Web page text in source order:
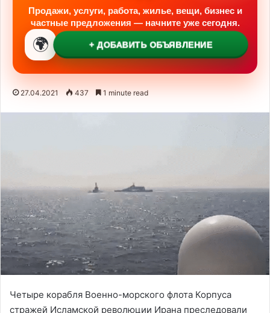
Продажи, услуги, работа, жилье, вещи, бизнес и
частные предложения — начните уже сегодня.
🌍 + ДОБАВИТЬ ОБЪЯВЛЕНИЕ
27.04.2021 437 1 minute read
Четыре корабля Военно-морского флота Корпуса
стражей Исламской революции Ирана преследовали